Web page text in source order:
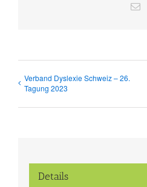
E-
Verband Dyslexie Schweiz – 26.
Tagung 2023
Details